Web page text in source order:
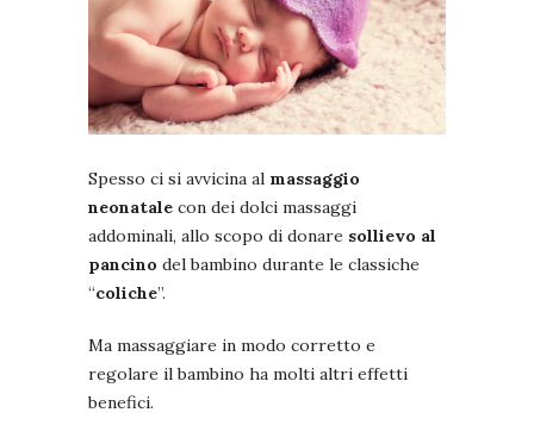
Spesso ci si avvicina al massaggio
neonatale con dei dolci massaggi
addominali, allo scopo di donare sollievo al
pancino del bambino durante le classiche
“coliche”.
Ma massaggiare in modo corretto e
regolare il bambino ha molti altri effetti
benefici.